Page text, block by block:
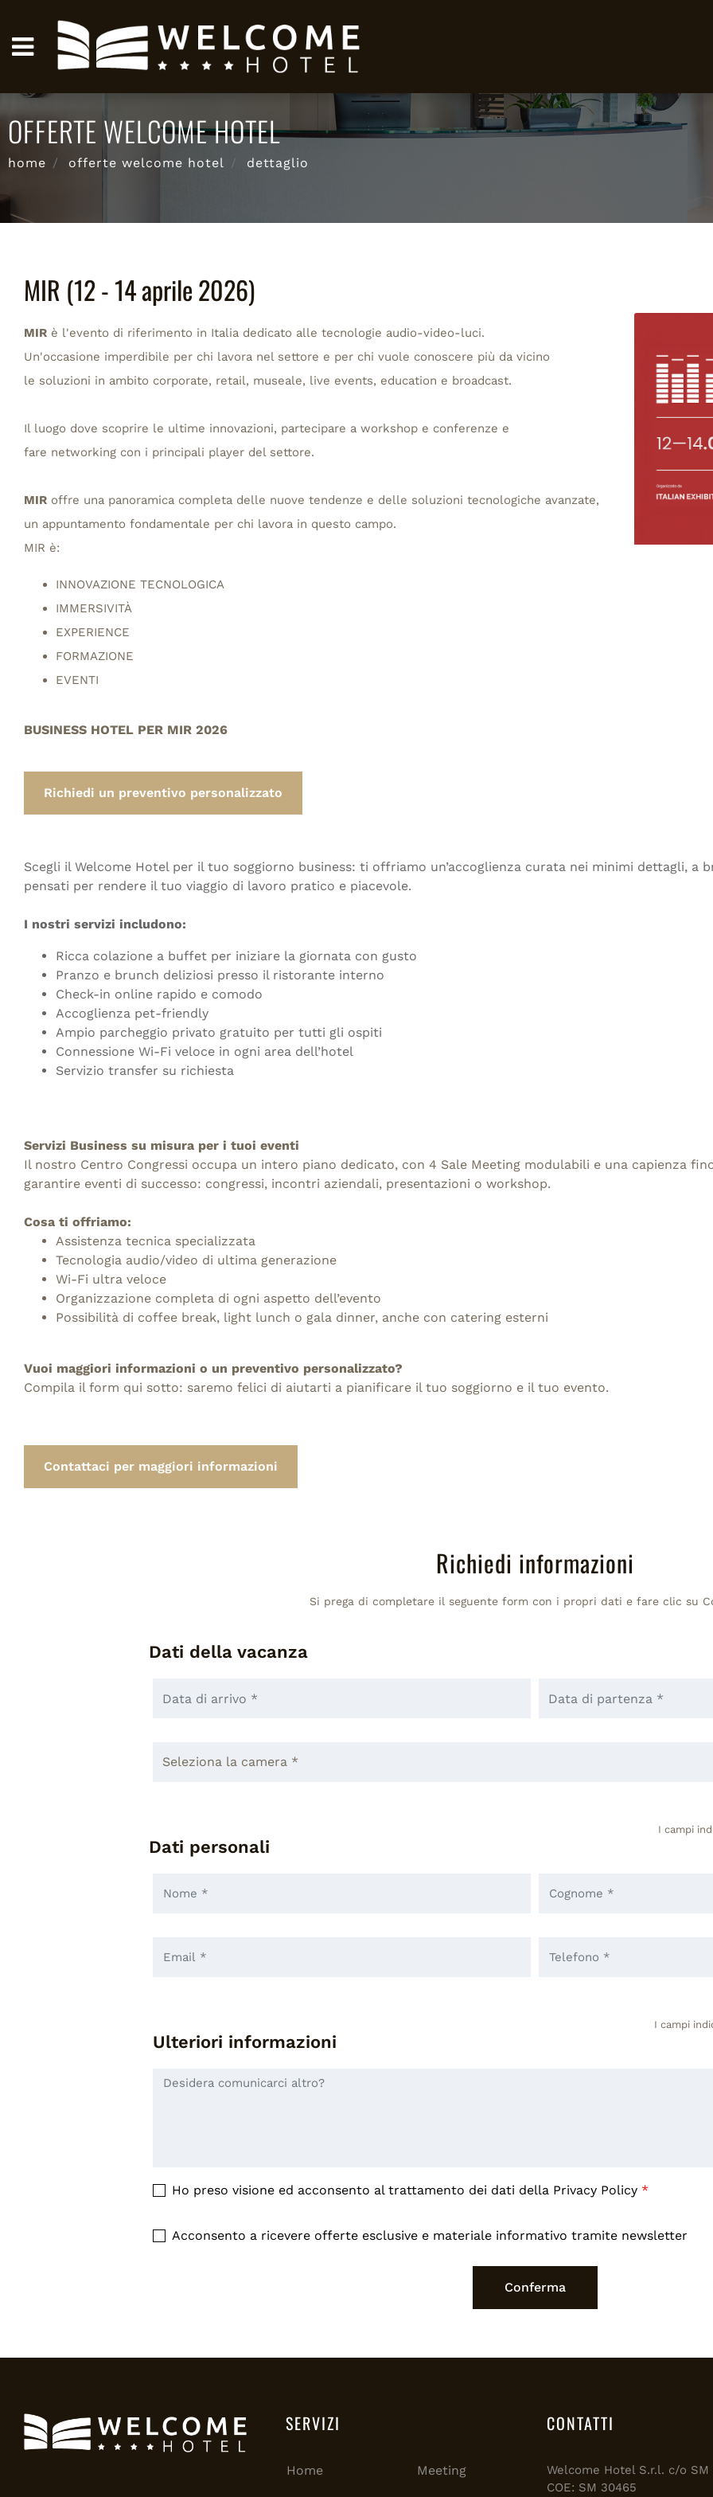
OFFERTE WELCOME HOTEL
home offerte welcome hotel dettaglio
MIR (12 - 14 aprile 2026)
MIR è l'evento di riferimento in Italia dedicato alle tecnologie audio-video-luci.
Un'occasione imperdibile per chi lavora nel settore e per chi vuole conoscere più da vicino
le soluzioni in ambito corporate, retail, museale, live events, education e broadcast.
Il luogo dove scoprire le ultime innovazioni, partecipare a workshop e conferenze e
fare networking con i principali player del settore.
MIR offre una panoramica completa delle nuove tendenze e delle soluzioni tecnologiche avanzate,
un appuntamento fondamentale per chi lavora in questo campo.
MIR è:
INNOVAZIONE TECNOLOGICA
IMMERSIVITÀ
EXPERIENCE
FORMAZIONE
EVENTI
BUSINESS HOTEL PER MIR 2026
Richiedi un preventivo personalizzato
Scegli il Welcome Hotel per il tuo soggiorno business: ti offriamo un’accoglienza curata nei minimi dettagli, a
pensati per rendere il tuo viaggio di lavoro pratico e piacevole.
I nostri servizi includono:
Ricca colazione a buffet per iniziare la giornata con gusto
Pranzo e brunch deliziosi presso il ristorante interno
Check-in online rapido e comodo
Accoglienza pet-friendly
Ampio parcheggio privato gratuito per tutti gli ospiti
Connessione Wi-Fi veloce in ogni area dell’hotel
Servizio transfer su richiesta
Servizi Business su misura per i tuoi eventi
Il nostro Centro Congressi occupa un intero piano dedicato, con 4 Sale Meeting modulabili e una capienza
garantire eventi di successo: congressi, incontri aziendali, presentazioni o workshop.
Cosa ti offriamo:
Assistenza tecnica specializzata
Tecnologia audio/video di ultima generazione
Wi-Fi ultra veloce
Organizzazione completa di ogni aspetto dell’evento
Possibilità di coffee break, light lunch o gala dinner, anche con catering esterni
Vuoi maggiori informazioni o un preventivo personalizzato?
Compila il form qui sotto: saremo felici di aiutarti a pianificare il tuo soggiorno e il tuo evento.
Contattaci per maggiori informazioni
Richiedi informazioni
Si prega di completare il seguente form con i propri dati e fare clic su
Dati della vacanza
I campi
Dati personali
I campi
Ulteriori informazioni
Ho preso visione ed acconsento al trattamento dei dati della Privacy Policy *
Acconsento a ricevere offerte esclusive e materiale informativo tramite newsletter
SERVIZI
Home Meeting
CONTATTI
Welcome Hotel S.r.l. c/o SM
COE: SM 30465